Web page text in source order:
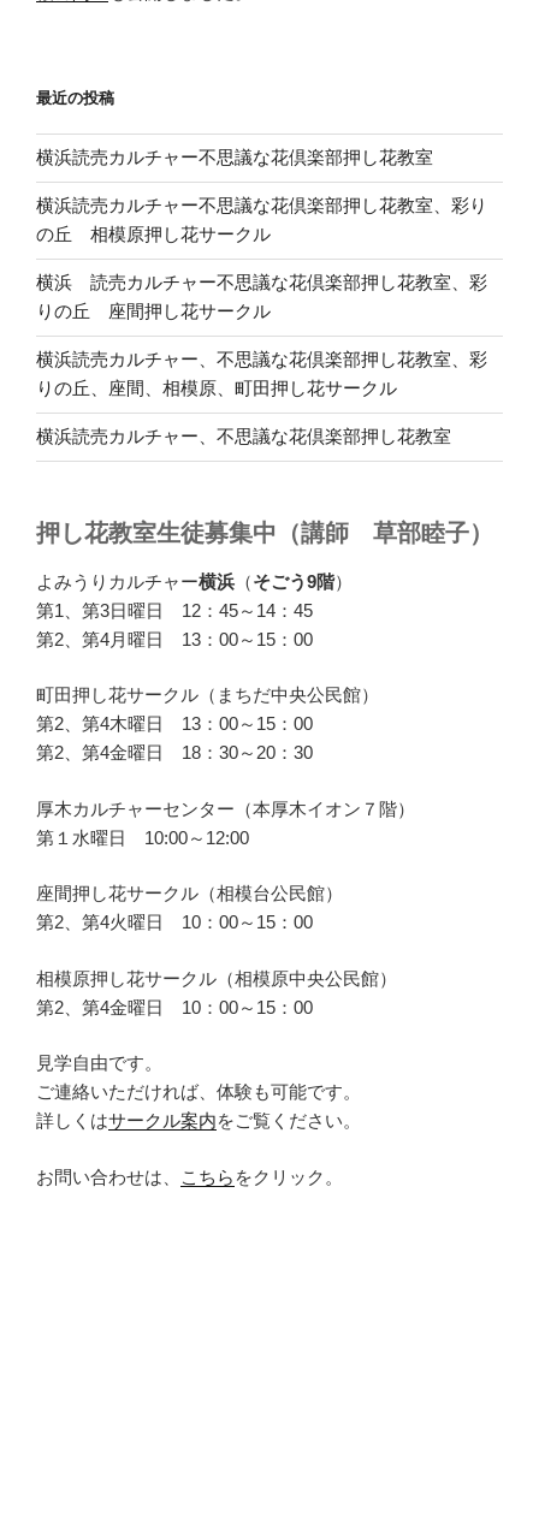
最近の投稿
横浜読売カルチャー不思議な花倶楽部押し花教室
横浜読売カルチャー不思議な花倶楽部押し花教室、彩り
の丘 相模原押し花サークル
横浜 読売カルチャー不思議な花倶楽部押し花教室、彩
りの丘 座間押し花サークル
横浜読売カルチャー、不思議な花倶楽部押し花教室、彩
りの丘、座間、相模原、町田押し花サークル
横浜読売カルチャー、不思議な花倶楽部押し花教室
押し花教室生徒募集中（講師 草部睦子）
よみうりカルチャー横浜 （そごう9階）
第1、第3日曜日 12：45～14：45
第2、第4月曜日 13：00～15：00
町田押し花サークル（まちだ中央公民館）
第2、第4木曜日 13：00～15：00
第2、第4金曜日 18：30～20：30
厚木カルチャーセンター（本厚木イオン７階）
第１水曜日 10:00～12:00
座間押し花サークル（相模台公民館）
第2、第4火曜日 10：00～15：00
相模原押し花サークル（相模原中央公民館）
第2、第4金曜日 10：00～15：00
見学自由です。
ご連絡いただければ、体験も可能です。
詳しくはサークル案内をご覧ください。
お問い合わせは、 こちら をクリック。